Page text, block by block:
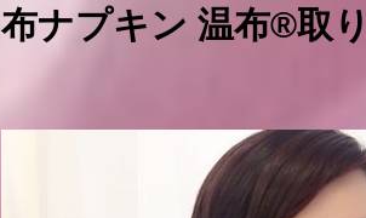
布ナプキン 温布®取